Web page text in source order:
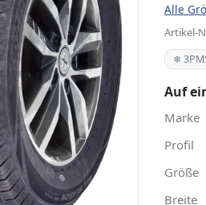
Alle
Artikel-
❄
Auf
Marke
Profil
Größe
Breite